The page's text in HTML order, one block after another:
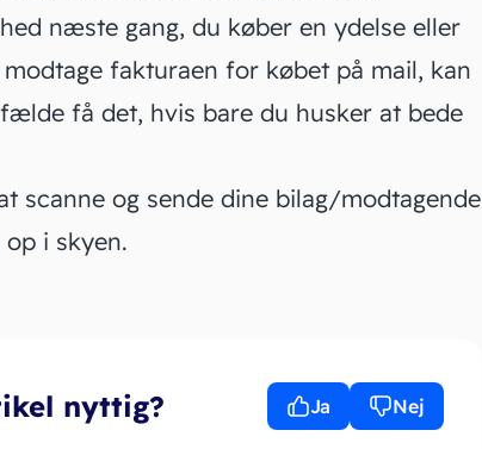
næste gang, du køber en ydelse eller
fakturaen for købet på mail, kan
få det, hvis bare du husker at bede
scanne og sende dine bilag/modtagende
i skyen.
nyttig? Ja Nej